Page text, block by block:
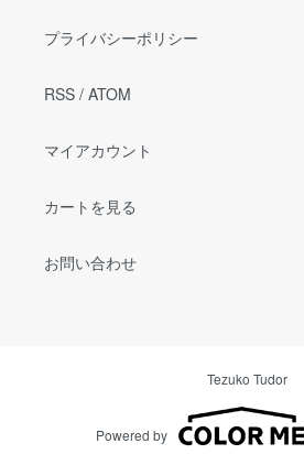
プライバシーポリシー
RSS / ATOM
マイアカウント
カートを見る
お問い合わせ
Tezuko Tudor
Powered by